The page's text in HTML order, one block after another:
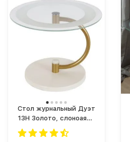
Стол журнальный Дуэт
13Н Золото, слоноая
кость / стекло
прозрачное